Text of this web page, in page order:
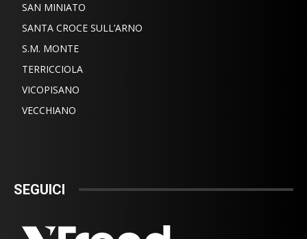
SAN MINIATO
SANTA CROCE SULL’ARNO
S.M. MONTE
TERRICCIOLA
VICOPISANO
VECCHIANO
SEGUICI